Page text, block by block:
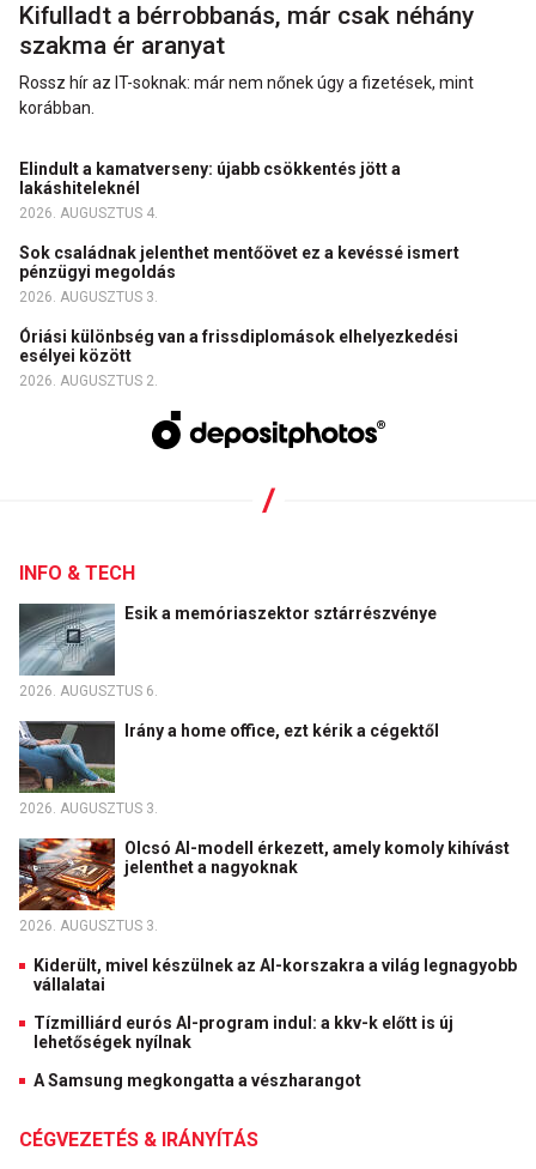
Kifulladt a bérrobbanás, már csak néhány
szakma ér aranyat
Rossz hír az IT-soknak: már nem nőnek úgy a fizetések, mint
korábban.
Elindult a kamatverseny: újabb csökkentés jött a
lakáshiteleknél
2026. AUGUSZTUS 4.
Sok családnak jelenthet mentőövet ez a kevéssé ismert
pénzügyi megoldás
2026. AUGUSZTUS 3.
Óriási különbség van a frissdiplomások elhelyezkedési
esélyei között
2026. AUGUSZTUS 2.
INFO & TECH
Esik a memóriaszektor sztárrészvénye
2026. AUGUSZTUS 6.
Irány a home office, ezt kérik a cégektől
2026. AUGUSZTUS 3.
Olcsó AI-modell érkezett, amely komoly kihívást
jelenthet a nagyoknak
2026. AUGUSZTUS 3.
Kiderült, mivel készülnek az AI-korszakra a világ legnagyobb
vállalatai
Tízmilliárd eurós AI-program indul: a kkv-k előtt is új
lehetőségek nyílnak
A Samsung megkongatta a vészharangot
CÉGVEZETÉS & IRÁNYÍTÁS